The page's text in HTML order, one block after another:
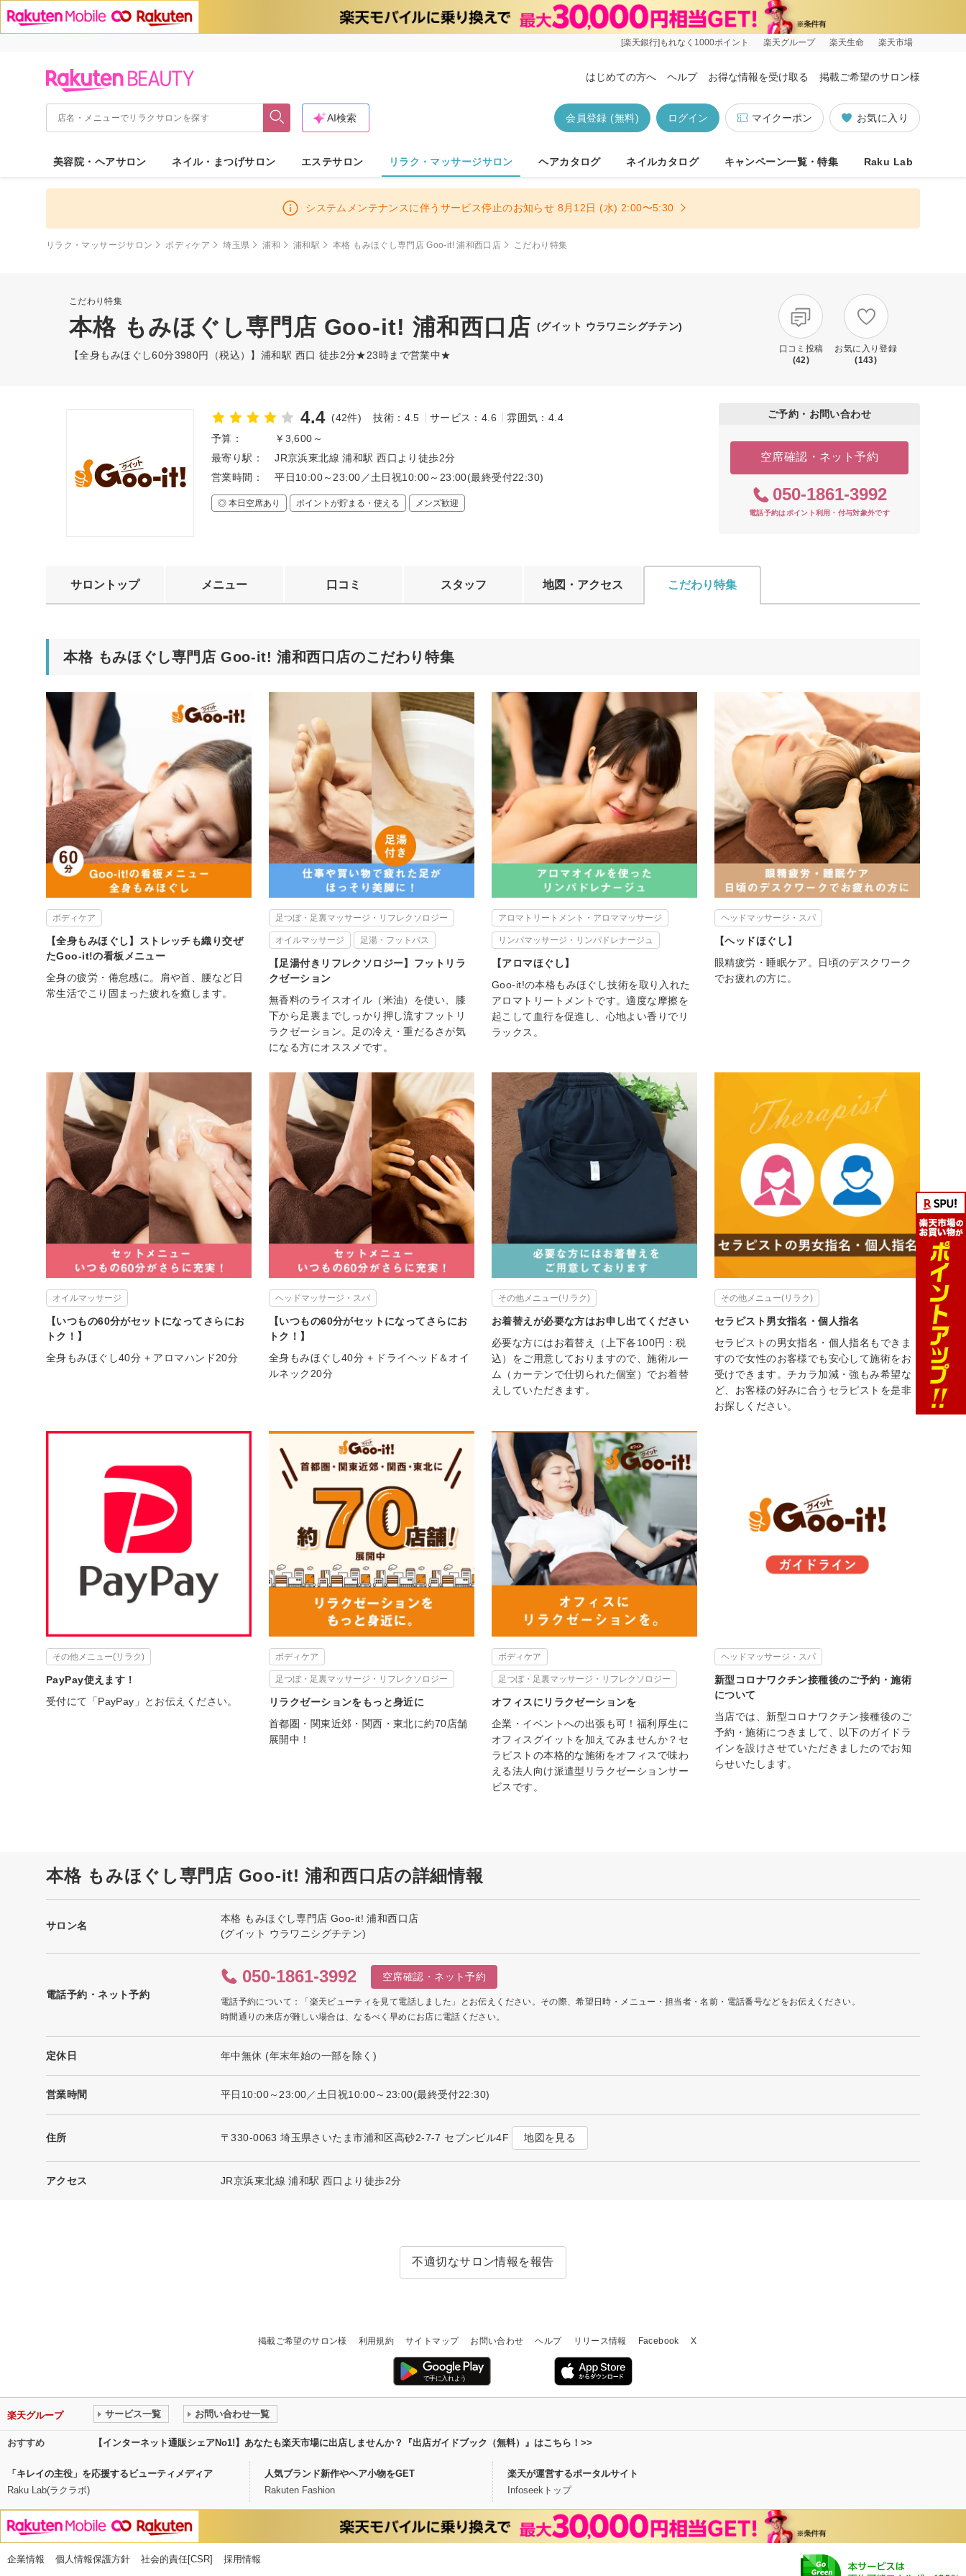
[楽天銀行]もれなく1000ポイント 楽天グループ 楽天生命 楽天市場
はじめての方へ ヘルプ お得な情報を受け取る 掲載ご希望のサロン様
お気に入り
マイクーポン
ログイン
会員登録 (無料)
AI検索
美容院・ヘアサロン ネイル・まつげサロン エステサロン リラク・マッサージサロン ヘアカタログ ネイルカタログ キャンペーン一覧・特集 Raku Lab
システムメンテナンスに伴うサービス停止のお知らせ 8月12日 (水) 2:00〜5:30
リラク・マッサージサロン ボディケア 埼玉県 浦和 浦和駅 本格 もみほぐし専門店 Goo-it! 浦和西口店 こだわり特集
こだわり特集
本格 もみほぐし専門店 Goo-it! 浦和西口店 (グイット ウラワニシグチテン)
【全身もみほぐし60分3980円（税込）】浦和駅 西口 徒歩2分★23時まで営業中★
口コミ投稿
(42)
お気に入り登録
(143)
4.4 (42件) 技術：4.5 サービス：4.6
雰囲気：4.4
予算：
￥3,600～
最寄り駅：
JR京浜東北線 浦和駅 西口より徒歩2分
営業時間：
平日10:00～23:00／土日祝10:00～23:00(最終受付22:30)
◎ 本日空席あり ポイントが貯まる・使える メンズ歓迎
ご予約・お問い合わせ
空席確認・ネット予約
050-1861-3992
電話予約はポイント利用・付与対象外です
サロントップ メニュー 口コミ スタッフ 地図・アクセス こだわり特集
本格 もみほぐし専門店 Goo-it! 浦和西口店のこだわり特集
ボディケア
【全身もみほぐし】ストレッチも織り交ぜ
たGoo-it!の看板メニュー
全身の疲労・倦怠感に。肩や首、腰など日
常生活でこり固まった疲れを癒します。
足つぼ・足裏マッサージ・リフレクソロジー
オイルマッサージ 足湯・フットバス
【足湯付きリフレクソロジー】フットリラ
クゼーション
無香料のライスオイル（米油）を使い、膝
下から足裏までしっかり押し流すフットリ
ラクゼーション。足の冷え・重だるさが気
になる方にオススメです。
アロマトリートメント・アロママッサージ
リンパマッサージ・リンパドレナージュ
【アロマほぐし】
Goo-it!の本格もみほぐし技術を取り入れた
アロマトリートメントです。適度な摩擦を
起こして血行を促進し、心地よい香りでリ
ラックス。
ヘッドマッサージ・スパ
【ヘッドほぐし】
眼精疲労・睡眠ケア。日頃のデスクワーク
でお疲れの方に。
オイルマッサージ
【いつもの60分がセットになってさらにお
トク！】
全身もみほぐし40分 + アロマハンド20分
ヘッドマッサージ・スパ
【いつもの60分がセットになってさらにお
トク！】
全身もみほぐし40分 + ドライヘッド＆オイ
ルネック20分
その他メニュー(リラク)
お着替えが必要な方はお申し出てください
必要な方にはお着替え（上下各100円：税
込）をご用意しておりますので、施術ルー
ム（カーテンで仕切られた個室）でお着替
えしていただきます。
その他メニュー(リラク)
セラピスト男女指名・個人指名
セラピストの男女指名・個人指名もできま
すので女性のお客様でも安心して施術をお
受けできます。チカラ加減・強もみ希望な
ど、お客様の好みに合うセラピストを是非
お探しください。
その他メニュー(リラク)
PayPay使えます！
受付にて「PayPay」とお伝えください。
ボディケア
足つぼ・足裏マッサージ・リフレクソロジー
リラクゼーションをもっと身近に
首都圏・関東近郊・関西・東北に約70店舗
展開中！
ボディケア
足つぼ・足裏マッサージ・リフレクソロジー
オフィスにリラクゼーションを
企業・イベントへの出張も可！福利厚生に
オフィスグイットを加えてみませんか？セ
ラピストの本格的な施術をオフィスで味わ
える法人向け派遣型リラクゼーションサー
ビスです。
ヘッドマッサージ・スパ
新型コロナワクチン接種後のご予約・施術
について
当店では、新型コロナワクチン接種後のご
予約・施術につきまして、以下のガイドラ
インを設けさせていただきましたのでお知
らせいたします。
本格 もみほぐし専門店 Goo-it! 浦和西口店の詳細情報
サロン名
本格 もみほぐし専門店 Goo-it! 浦和西口店
(グイット ウラワニシグチテン)
電話予約・ネット予約
050-1861-3992 空席確認・ネット予約
電話予約について：「楽天ビューティを見て電話しました」とお伝えください。その際、希望日時・メニュー・担当者・名前・電話番号などをお伝えください。
時間通りの来店が難しい場合は、なるべく早めにお店に電話ください。
定休日 年中無休 (年末年始の一部を除く)
営業時間 平日10:00～23:00／土日祝10:00～23:00(最終受付22:30)
住所 〒330-0063 埼玉県さいたま市浦和区高砂2-7-7 セブンビル4F 地図を見る
アクセス JR京浜東北線 浦和駅 西口より徒歩2分
不適切なサロン情報を報告
掲載ご希望のサロン様 利用規約 サイトマップ お問い合わせ ヘルプ リリース情報 Facebook X
楽天グループ サービス一覧 お問い合わせ一覧
おすすめ 【インターネット通販シェアNo1!】あなたも楽天市場に出店しませんか？『出店ガイドブック（無料）』はこちら！>>
「キレイの主役」を応援するビューティメディア
Raku Lab(ラクラボ)
人気ブランド新作やヘア小物をGET
Rakuten Fashion
楽天が運営するポータルサイト
Infoseekトップ
企業情報 個人情報保護方針 社会的責任[CSR]
採用情報